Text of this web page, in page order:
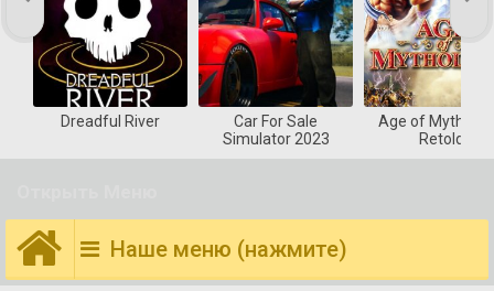
Dreadful River
Car For Sale
Simulator 2023
Age of
Retold
Наше меню (нажмите)